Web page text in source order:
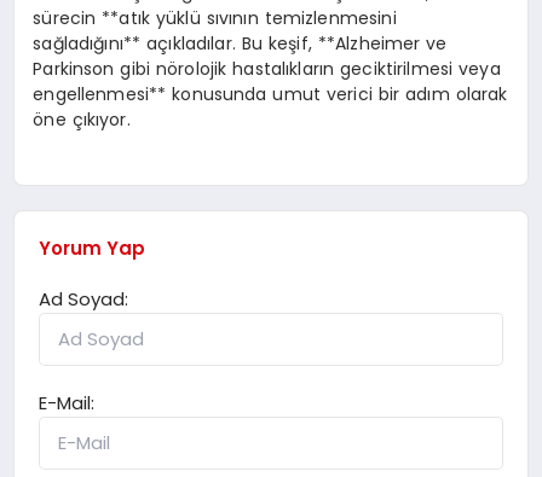
sürecin **atık yüklü sıvının temizlenmesini
sağladığını** açıkladılar. Bu keşif, **Alzheimer ve
Parkinson gibi nörolojik hastalıkların geciktirilmesi veya
engellenmesi** konusunda umut verici bir adım olarak
öne çıkıyor.
Yorum Yap
Ad Soyad:
E-Mail: